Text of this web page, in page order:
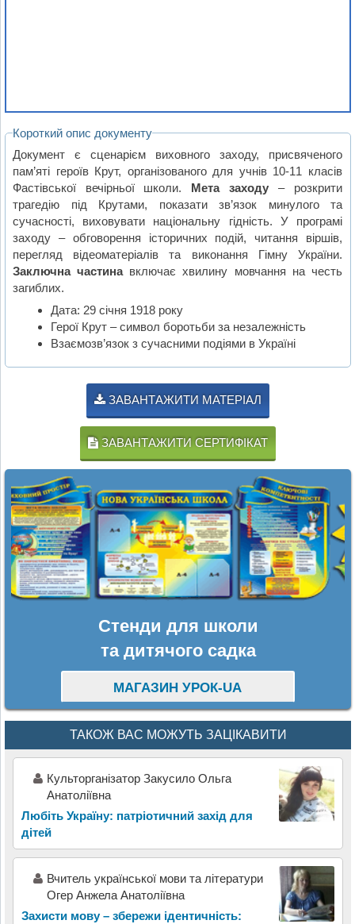
Короткий опис документу
Документ є сценарієм виховного заходу, присвяченого
пам’яті героїв Крут, організованого для учнів 10-11 класів
Фастівської вечірньої школи. Мета заходу – розкрити
трагедію під Крутами, показати зв’язок минулого та
сучасності, виховувати національну гідність. У програмі
заходу – обговорення історичних подій, читання віршів,
перегляд відеоматеріалів та виконання Гімну України.
Заключна частинавключає хвилину мовчання на честь
загиблих.
Дата: 29 січня 1918 року
Герої Крут – символ боротьби за незалежність
Взаємозв’язок з сучасними подіями в Україні
ЗАВАНТАЖИТИ МАТЕРІАЛ
ЗАВАНТАЖИТИ СЕРТИФІКАТ
Стенди для школи
та дитячого садка
МАГАЗИН УРОК-UA
ТАКОЖ ВАС МОЖУТЬ ЗАЦІКАВИТИ
Культорганізатор Закусило Ольга
Анатоліївна
Любіть Україну: патріотичний захід для
дітей
Вчитель української мови та літератури
Огер Анжела Анатоліївна
Захисти мову – збережи ідентичність: